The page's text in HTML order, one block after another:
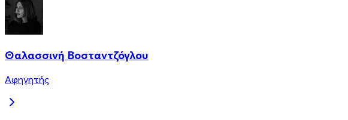
Θαλασσινή Βοσταντζόγλου
Αφηγητής